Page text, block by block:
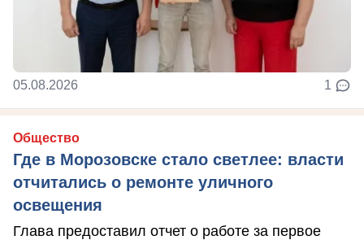
05.08.2026 1
Общество
Где в Морозовске стало светлее: власти
отчитались о ремонте уличного
освещения
Глава предоставил отчет о работе за первое